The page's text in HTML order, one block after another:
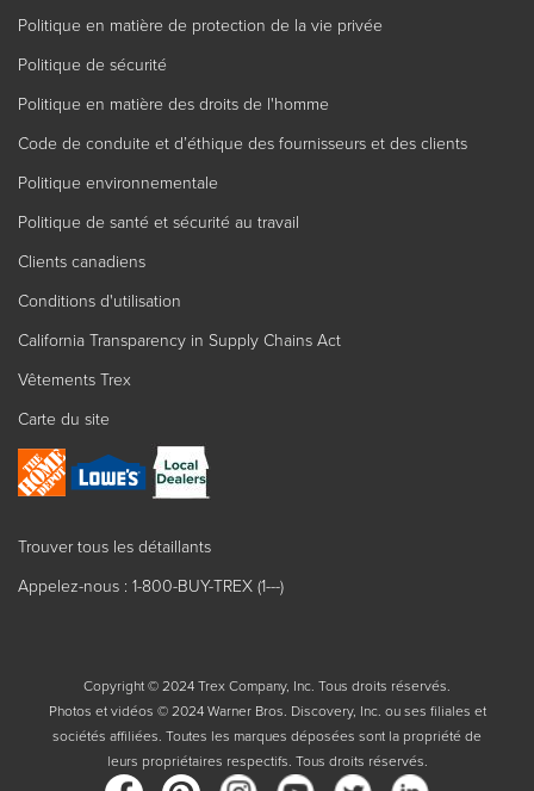
Politique en matière de protection de la vie privée
Politique de sécurité
Politique en matière des droits de l'homme
Code de conduite et d’éthique des fournisseurs et des clients
Politique environnementale
Politique de santé et sécurité au travail
Clients canadiens
Conditions d'utilisation
California Transparency in Supply Chains Act
Vêtements Trex
Carte du site
Trouver tous les détaillants
Appelez-nous : 1-800-BUY-TREX (1---)
Copyright © 2024 Trex Company, Inc. Tous droits réservés.
Photos et vidéos © 2024 Warner Bros. Discovery, Inc. ou ses filiales et
sociétés affiliées. Toutes les marques déposées sont la propriété de
leurs propriétaires respectifs. Tous droits réservés.